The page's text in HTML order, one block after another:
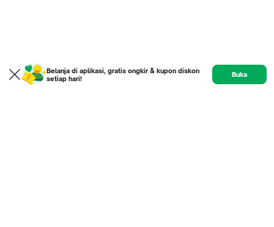
Belanja di aplikasi, gratis ongkir & kupon diskon
setiap hari!
Buka